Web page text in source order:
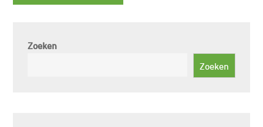
Zoeken
Zoeken